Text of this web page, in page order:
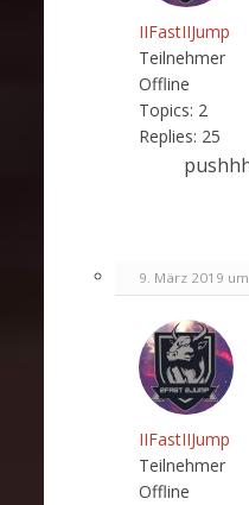
IIFastIIJump
Teilnehmer
Offline
Topics: 2
Replies: 25
9. März 2019
IIFastIIJump
Teilnehmer
Offline